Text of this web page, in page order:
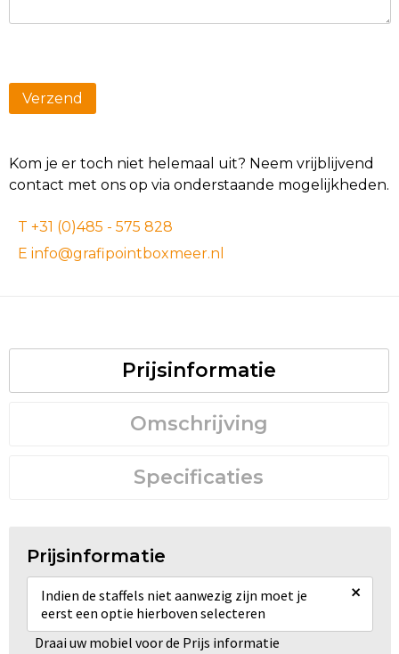
Kom je er toch niet helemaal uit? Neem vrijblijvend
contact met ons op via onderstaande mogelijkheden.
T +31 (0)485 - 575 828
E info@grafipointboxmeer.nl
Prijsinformatie
Omschrijving
Specificaties
Prijsinformatie
Indien de staffels niet aanwezig zijn moet je
eerst een optie hierboven selecteren
×
Draai uw mobiel voor de Prijs informatie